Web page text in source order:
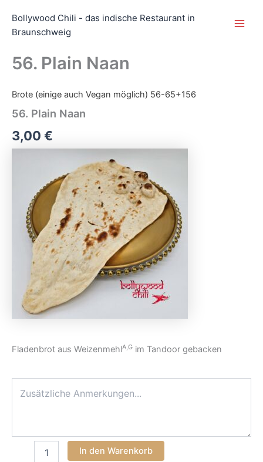
Inhalt
springen
Bollywood Chili - das indische Restaurant in
Braunschweig
56. Plain Naan
Brote (einige auch Vegan möglich) 56-65+156
56. Plain Naan
3,00 €
Fladenbrot aus WeizenmehlA,G im Tandoor gebacken
56.
Plain
Naan
Menge
In den Warenkorb